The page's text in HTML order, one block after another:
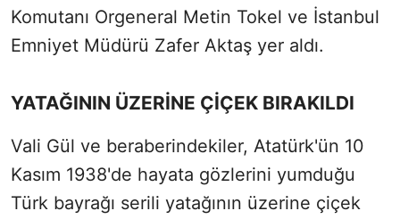
Komutanı Orgeneral Metin Tokel ve İstanbul
Emniyet Müdürü Zafer Aktaş yer aldı.
YATAĞININ ÜZERİNE ÇİÇEK BIRAKILDI
Vali Gül ve beraberindekiler, Atatürk'ün 10
Kasım 1938'de hayata gözlerini yumduğu
Türk bayrağı serili yatağının üzerine çiçek